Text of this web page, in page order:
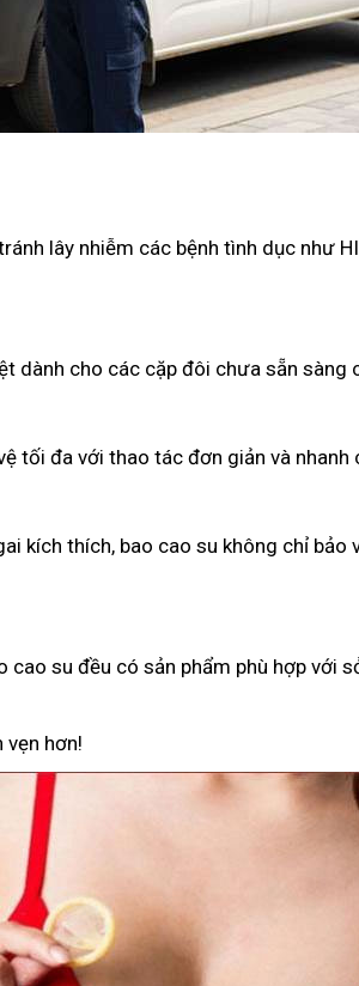
lây nhiễm các bệnh tình dục như
dành cho các cặp đôi chưa sẵn sàng
tối đa với thao tác đơn giản và nhanh
kích thích, bao cao su không chỉ bảo
su đều có sản phẩm phù hợp với
vẹn hơn!